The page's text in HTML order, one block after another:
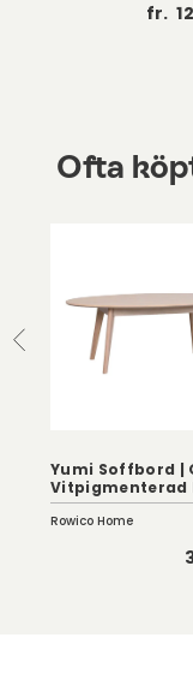
fr.
Ofta
Yumi Soffbord |
Vitpigmenterad
Rowico Home